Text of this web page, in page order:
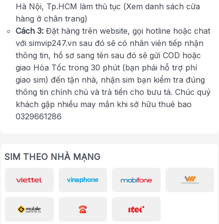
Hà Nội, Tp.HCM làm thủ tục (Xem danh sách cửa
hàng ở chân trang)
Cách 3: Đặt hàng trên website, gọi hotline hoặc chat
với simvip247.vn sau đó sẽ có nhân viên tiếp nhận
thông tin, hồ sơ sang tên sau đó sẽ gửi COD hoặc
giao Hỏa Tốc trong 30 phút (bạn phải hỗ trợ phí
giao sim) đến tận nhà, nhận sim bạn kiểm tra đúng
thông tin chính chủ và trả tiền cho bưu tá. Chúc quý
khách gặp nhiều may mắn khi sở hữu thuê bao
0329661286
SIM THEO NHÀ MẠNG